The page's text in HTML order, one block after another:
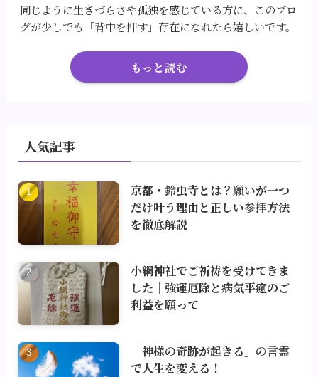
同じように生きづらさや孤独を感じている方に、このブロ
グが少しでも「背中を押す」存在になれたら嬉しいです。
もっと読む
人気記事
京都・鈴虫寺とは？願いが一つ
だけ叶う理由と正しい参拝方法
を徹底解説
小網神社でご祈祷を受けてきま
した｜強運厄除と病気平癒のご
利益を願って
「神様の奇跡が起きる」の言霊
で人生を変える！